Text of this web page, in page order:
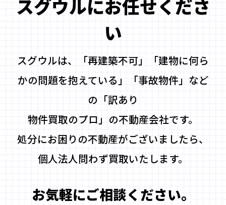
スグウルにお任せくださ
い
スグウルは、「再建築不可」「建物に何ら
かの問題を抱えている」「事故物件」など
の「訳あり
物件買取のプロ」の不動産会社です。
処分にお困りの不動産がございましたら、
個人法人問わず買取いたします。
お気軽にご相談ください。